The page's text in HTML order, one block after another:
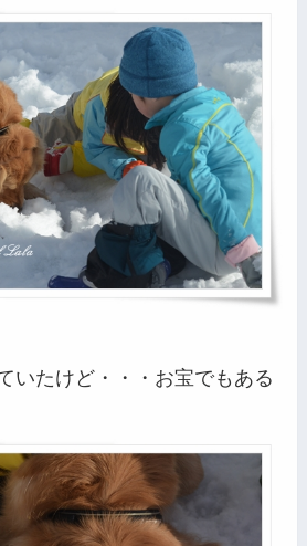
いたけど・・・お宝でもある